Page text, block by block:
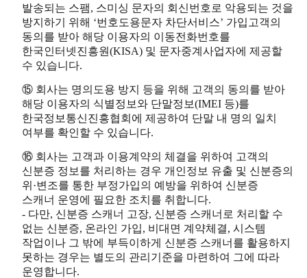
발송되는 스팸, 스미싱 문자의 회신번호로 악용되는 것을
방지하기 위해 ‘번호도용문자 차단서비스’ 가입고객의
동의를 받아 해당 이용자의 이동전화번호를
한국인터넷진흥원(KISA) 및 문자중계사업자에 제공할
수 있습니다.
⑮ 회사는 명의도용 방지 등을 위해 고객의 동의를 받아
해당 이용자의 식별정보와 단말정보(IMEI 등)를
한국정보통신진흥협회에 제공하여 단말 내 명의 일치
여부를 확인할 수 있습니다.
⑯ 회사는 고객과 이용계약의 체결을 위하여 고객의
신분증 정보를 처리하는 경우 개인정보 유출 및 신분증의
위·변조를 통한 부정가입의 예방을 위하여 신분증
스캐너 운영에 필요한 조치를 취합니다.
- 다만, 신분증 스캐너 고장, 신분증 스캐너로 처리할 수
없는 신분증, 온라인 가입, 비대면 계약체결, 시스템
작업이나 그 밖에 부득이하게 신분증 스캐너를 활용하지
못하는 경우는 별도의 관리기준을 마련하여 그에 따라
운영합니다.